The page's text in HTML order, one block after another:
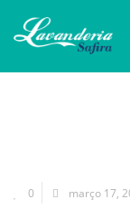
0 março 17,